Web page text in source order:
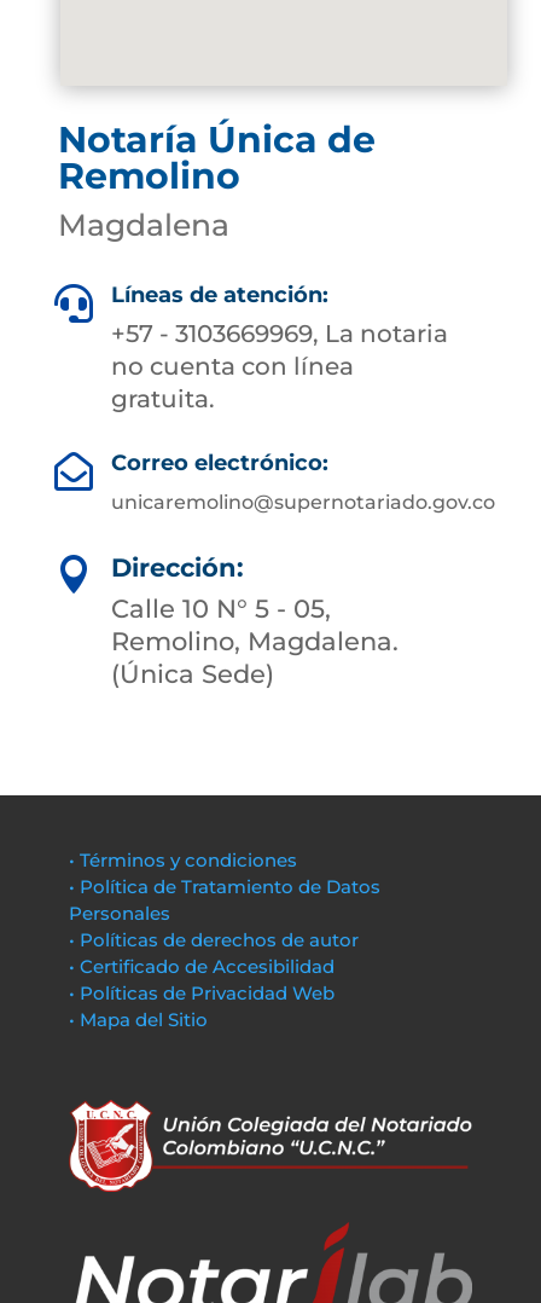
Notaría Única de
Remolino
Magdalena
 Líneas de atención:
+57 - 3103669969, La notaria
no cuenta con línea
gratuita.
 Correo electrónico:
unicaremolino@supernotariado.gov.co

Dirección:
Calle 10 N° 5 - 05,
Remolino, Magdalena.
(Única Sede)
• Términos y condiciones
• Política de Tratamiento de Datos
Personales
• Políticas de derechos de autor
• Certificado de Accesibilidad
• Políticas de Privacidad Web
• Mapa del Sitio